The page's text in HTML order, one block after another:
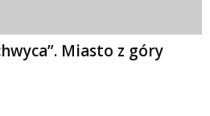
Miasto z góry